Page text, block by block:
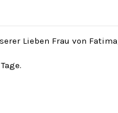
Lieben Frau von